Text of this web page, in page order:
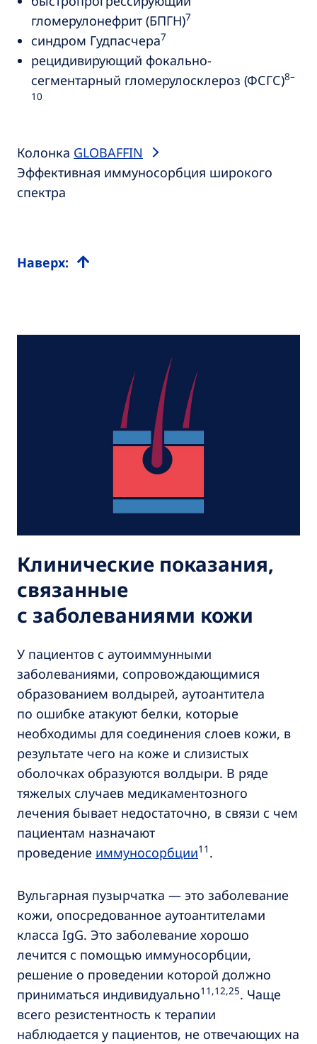
гломерулонефрит (БПГН)7
синдром Гудпасчера7
рецидивирующий фокально-
сегментарный гломерулосклероз (ФСГС)8–
10
Колонка GLOBAFFIN
Эффективная иммуносорбция широкого
спектра
Наверх:
Клинические показания,
связанные
с заболеваниями кожи
У пациентов с аутоиммунными
заболеваниями, сопровождающимися
образованием волдырей, аутоантитела
по ошибке атакуют белки, которые
необходимы для соединения слоев кожи, в
результате чего на коже и слизистых
оболочках образуются волдыри. В ряде
тяжелых случаев медикаментозного
лечения бывает недостаточно, в связи с чем
пациентам назначают
проведение иммуносорбции11 .
Вульгарная пузырчатка — это заболевание
кожи, опосредованное аутоантителами
класса IgG. Это заболевание хорошо
лечится с помощью иммуносорбции,
решение о проведении которой должно
приниматься индивидуально11,12,25. Чаще
всего резистентность к терапии
наблюдается у пациентов, не отвечающих на